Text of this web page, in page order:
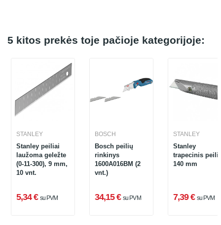
5 kitos prekės toje pačioje kategorijoje:
STANLEY
Stanley peiliai
laužoma geležte
(0-11-300), 9 mm,
10 vnt.
5,34 € su PVM
BOSCH
Bosch peilių
rinkinys
1600A016BM (2
vnt.)
34,15 € su PVM
STANLEY
Stanley
trapecinis
140 mm
7,39 € su PVM